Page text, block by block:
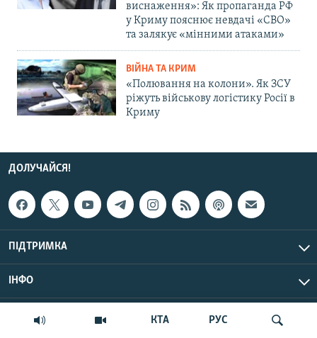
КТА РУС
виснаження»: Як пропаганда РФ
у Криму пояснює невдачі «СВО»
та залякує «мінними атаками»
ВІЙНА ТА КРИМ
«Полювання на колони». Як ЗСУ
ріжуть військову логістику Росії в
Криму
ДОЛУЧАЙСЯ!
ПІДТРИМКА
ІНФО
© Крим.Реалії, 2026 | Усі права застережено.